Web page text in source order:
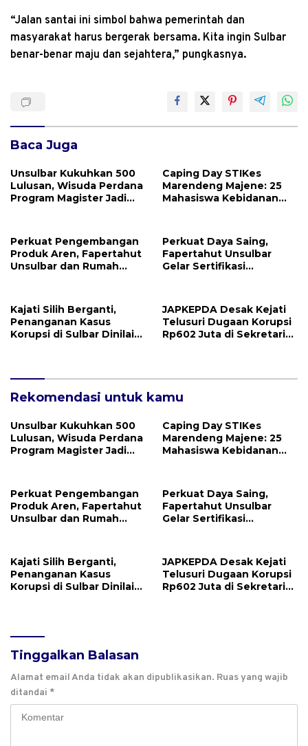
“Jalan santai ini simbol bahwa pemerintah dan
masyarakat harus bergerak bersama. Kita ingin Sulbar
benar-benar maju dan sejahtera,” pungkasnya.
Baca Juga
Unsulbar Kukuhkan 500
Lulusan, Wisuda Perdana
Program Magister Jadi
Caping Day STIKes
Marendeng Majene: 25
Mahasiswa Kebidanan
Perkuat Pengembangan
Produk Aren, Fapertahut
Unsulbar dan Rumah
Perkuat Daya Saing,
Fapertahut Unsulbar
Gelar Sertifikasi
Kajati Silih Berganti,
Penanganan Kasus
Korupsi di Sulbar Dinilai
JAPKEPDA Desak Kejati
Telusuri Dugaan Korupsi
Rp602 Juta di Sekretariat
Rekomendasi untuk kamu
Unsulbar Kukuhkan 500
Lulusan, Wisuda Perdana
Program Magister Jadi
Caping Day STIKes
Marendeng Majene: 25
Mahasiswa Kebidanan
Perkuat Pengembangan
Produk Aren, Fapertahut
Unsulbar dan Rumah
Perkuat Daya Saing,
Fapertahut Unsulbar
Gelar Sertifikasi
Kajati Silih Berganti,
Penanganan Kasus
Korupsi di Sulbar Dinilai
JAPKEPDA Desak Kejati
Telusuri Dugaan Korupsi
Rp602 Juta di Sekretariat
Tinggalkan Balasan
Alamat email Anda tidak akan dipublikasikan. Ruas yang wajib
ditandai *